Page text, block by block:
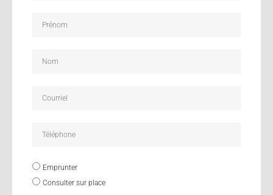
Emprunter
Consulter sur place